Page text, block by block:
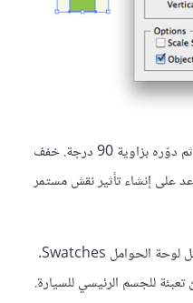
انسخ وألصق نسخة عن الشكل الجديد ثم دوّره بزاوية 90 درجة. خفف
20%. هذا يساعد على إنشاء تأثير نقش مستمر
حدّد كامل الرسم ثم اسحبه وأفلته داخل لوحة الحوامل Swatches.
للجسم الرئيسي للسيارة.